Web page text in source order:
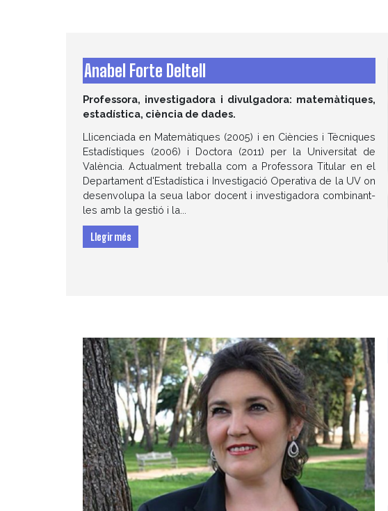
Anabel Forte Deltell
Professora, investigadora i divulgadora: matemàtiques,
estadística, ciència de dades.
Llicenciada en Matemàtiques (2005) i en Ciències i Tècniques
Estadístiques (2006) i Doctora (2011) per la Universitat de
València. Actualment treballa com a Professora Titular en el
Departament d'Estadística i Investigació Operativa de la UV on
desenvolupa la seua labor docent i investigadora combinant-
les amb la gestió i la...
Llegir més